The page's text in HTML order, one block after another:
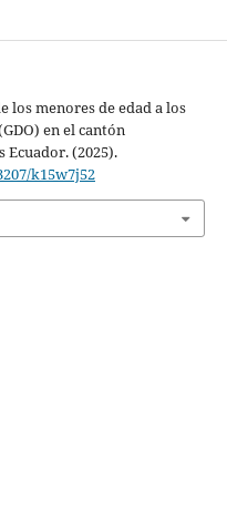
los menores de edad a los
en el cantón
Ecuador. (2025).
k15w7j52